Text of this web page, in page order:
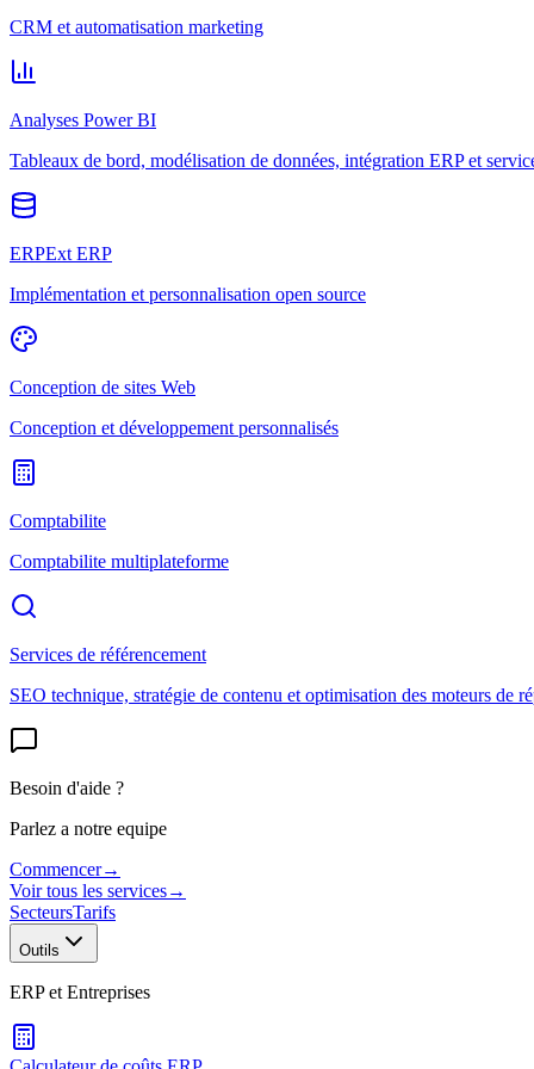
CRM et automatisation marketing
Analyses Power BI
Tableaux de bord, modélisation de données, intégration ERP et
ERPExt ERP
Implémentation et personnalisation open source
Conception de sites Web
Conception et développement personnalisés
Comptabilite
Comptabilite multiplateforme
Services de référencement
SEO technique, stratégie de contenu et optimisation des moteurs de
Besoin d'aide ?
Parlez a notre equipe
Commencer→
Voir tous les services→
SecteursTarifs
Outils
ERP et Entreprises